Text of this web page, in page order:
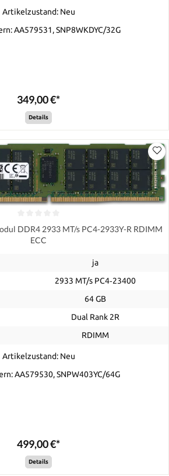
Artikelzustand: Neu
AA579531, SNP8WKDYC/32G
349,00 €*
Details
DDR4 2933 MT/s PC4-2933Y-R RDIMM
ECC
ja
2933 MT/s PC4‑23400
64 GB
Dual Rank 2R
RDIMM
Artikelzustand: Neu
AA579530, SNPW403YC/64G
499,00 €*
Details